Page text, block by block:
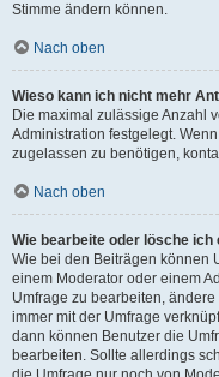
Stimme ändern können.
Nach oben
Wieso kann ich nicht mehr
Die maximal zulässige Anzahl
Administration festgelegt.
zugelassen zu benötigen,
Nach oben
Wie bearbeite oder lösche ich
Wie bei den Beiträgen können
einem Moderator oder einem
Umfrage zu bearbeiten,
immer mit der Umfrage
dann können Benutzer die
bearbeiten. Sollte allerdings